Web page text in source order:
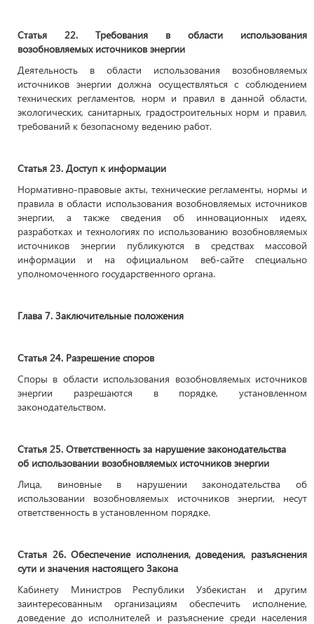
Статья 22. Требования в области использования
возобновляемых источников энергии
Деятельность в области использования возобновляемых
источников энергии должна осуществляться с соблюдением
технических регламентов, норм и правил в данной области,
экологических, санитарных, градостроительных норм и правил,
требований к безопасному ведению работ.
Статья 23. Доступ к информации
Нормативно-правовые акты, технические регламенты, нормы и
правила в области использования возобновляемых источников
энергии, а также сведения об инновационных идеях,
разработках и технологиях по использованию возобновляемых
источников энергии публикуются в средствах массовой
информации и на официальном веб-сайте специально
уполномоченного государственного органа.
Глава 7. Заключительные положения
Статья 24. Разрешение споров
Споры в области использования возобновляемых источников
энергии разрешаются в порядке, установленном
законодательством.
Статья 25. Ответственность за нарушение законодательства
об использовании возобновляемых источников энергии
Лица, виновные в нарушении законодательства об
использовании возобновляемых источников энергии, несут
ответственность в установленном порядке.
Статья 26. Обеспечение исполнения, доведения, разъяснения
сути и значения настоящего Закона
Кабинету Министров Республики Узбекистан и другим
заинтересованным организациям обеспечить исполнение,
доведение до исполнителей и разъяснение среди населения